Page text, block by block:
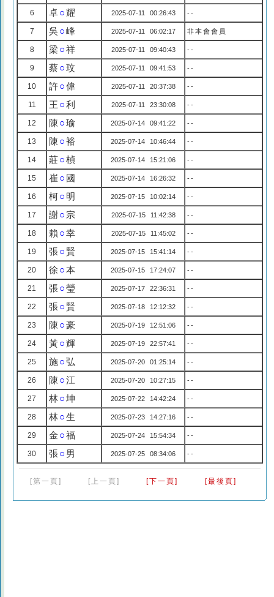
6 卓○耀 2025-07-11 00:26:43 --
7 吳 ○峰 2025-07-11 06:02:17 非本會會員
8 梁 ○祥 2025-07-11 09:40:43 --
9 蔡○玟 2025-07-11 09:41:53 --
10 許○偉 2025-07-11 20:37:38 --
11 王 ○利 2025-07-11 23:30:08 --
12 陳 ○瑜 2025-07-14 09:41:22 --
13 陳 ○裕 2025-07-14 10:46:44 --
14 莊○楨 2025-07-14 15:21:06 --
15 崔 ○ 國 2025-07-14 16:26:32 --
16 柯○ 明 2025-07-15 10:02:14 --
17 謝○ 宗 2025-07-15 11:42:38 --
18 賴 ○幸 2025-07-15 11:45:02 --
19 張○ 賢 2025-07-15 15:41:14 --
20 徐 ○本 2025-07-15 17:24:07 --
21 張○瑩 2025-07-17 22:36:31 --
22 張○ 賢 2025-07-18 12:12:32 --
23 陳 ○豪 2025-07-19 12:51:06 --
24 黃○輝 2025-07-19 22:57:41 --
25 施○弘 2025-07-20 01:25:14 --
26 陳 ○江 2025-07-20 10:27:15 --
27 林○坤 2025-07-22 14:42:24 --
28 林○生 2025-07-23 14:27:16 --
29 金 ○福 2025-07-24 15:54:34 --
30 張○ 男 2025-07-25 08:34:06 --
[第一頁] [上一頁] [下一頁] [最後頁]